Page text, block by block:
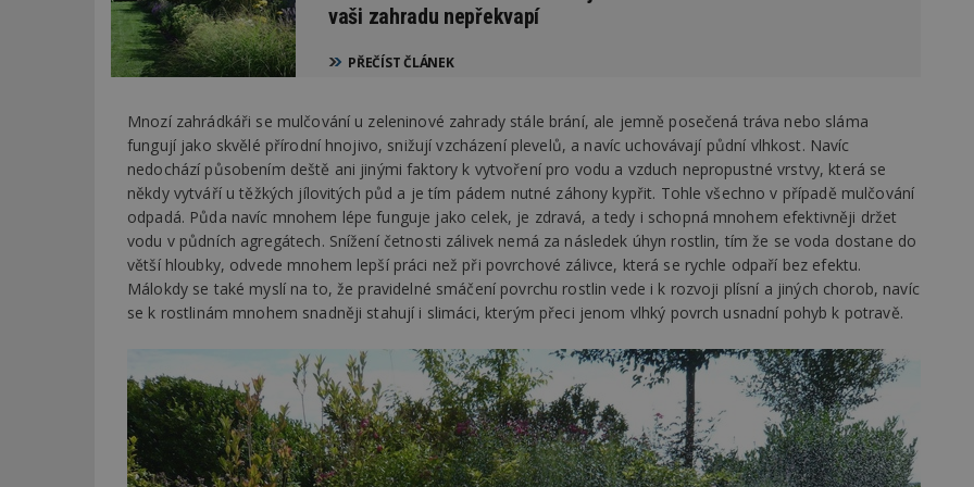
vaši zahradu nepřekvapí
PŘEČÍST ČLÁNEK
Mnozí zahrádkáři se mulčování u zeleninové zahrady stále brání, ale jemně posečená tráva nebo sláma
fungují jako skvělé přírodní hnojivo, snižují vzcházení plevelů, a navíc uchovávají půdní vlhkost. Navíc
nedochází působením deště ani jinými faktory k vytvoření pro vodu a vzduch nepropustné vrstvy, která se
někdy vytváří u těžkých jílovitých půd a je tím pádem nutné záhony kypřit. Tohle všechno v případě mulčování
odpadá. Půda navíc mnohem lépe funguje jako celek, je zdravá, a tedy i schopná mnohem efektivněji držet
vodu v půdních agregátech. Snížení četnosti zálivek nemá za následek úhyn rostlin, tím že se voda dostane do
větší hloubky, odvede mnohem lepší práci než při povrchové zálivce, která se rychle odpaří bez efektu.
Málokdy se také myslí na to, že pravidelné smáčení povrchu rostlin vede i k rozvoji plísní a jiných chorob, navíc
se k rostlinám mnohem snadněji stahují i slimáci, kterým přeci jenom vlhký povrch usnadní pohyb k potravě.
_dc_gtm_UA-53599847-1
správně. Konec názvu je jedinečné
identifikátorem přidruženého účtu
id
www.estav.cz 1 rok
Tento soubor cookie se používá k
uživatele
_hjFirstSeen
Hotjar Ltd
.estav.cz
29
minut
54
sekund
Soubor cookie je nastaven tak, aby
začátek cesty uživatele pro celkový
Neobsahuje žádné identifikovatelné
_hjAbsoluteSessionInProgress
Hotjar Ltd
29
minut
54
Soubor cookie je nastaven tak, aby
začátek cesty uživatele pro celkový
Neobsahuje žádné identifikovatelné
counter www.estav.cz
29
minut
sekund
Tento soubor cookie se používá k
uživatele
__gfp_64b
Google LLC
.estav.cz
1 rok
Jedná se o soubor cookie, který slouží
dalších souborů cookie návštěvníkem